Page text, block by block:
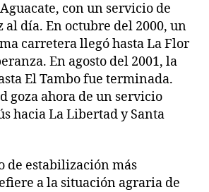
con un servicio de
al día. En octubre del 2000, un
carretera llegó hasta La Flor
En agosto del 2001, la
El Tambo fue terminada.
goza ahora de un servicio
hacia La Libertad y Santa
de estabilización más
a la situación agraria de